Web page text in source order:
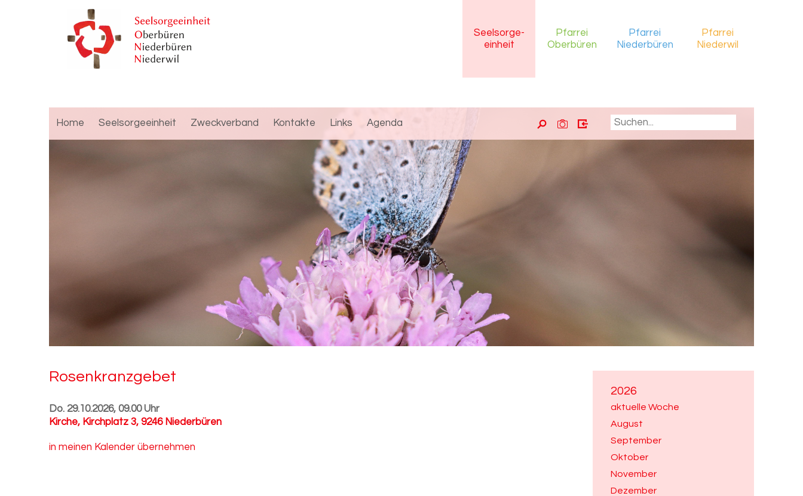
Seelsorge-
einheit
Pfarrei
Oberbüren
Pfarrei
Niederbüren
Pfarrei
Niederwil
Home Seelsorgeeinheit Zweckverband Kontakte Links Agenda
2026
aktuelle Woche
August
September
Oktober
November
Dezember
Ro­sen­kranz­ge­bet
Do. 29.10.2026, 09.00 Uhr
Kirche, Kirchplatz 3, 9246 Niederbüren
in meinen Kalender übernehmen